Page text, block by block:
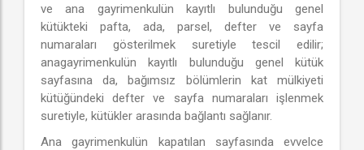
ve ana gayrimenkulün kayıtlı bulunduğu genel
kütükteki pafta, ada, parsel, defter ve sayfa
numaraları gösterilmek suretiyle tescil edilir;
anagayrimenkulün kayıtlı bulunduğu genel kütük
sayfasına da, bağımsız bölümlerin kat mülkiyeti
kütüğündeki defter ve sayfa numaraları işlenmek
suretiyle, kütükler arasında bağlantı sağlanır.
Ana gayrimenkulün kapatılan sayfasında evvelce